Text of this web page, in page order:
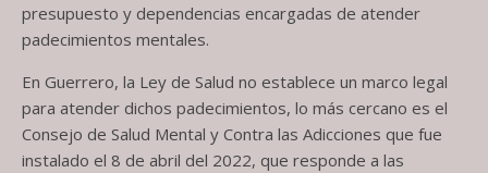
presupuesto y dependencias encargadas de atender
padecimientos mentales.
En Guerrero, la Ley de Salud no establece un marco legal
para atender dichos padecimientos, lo más cercano es el
Consejo de Salud Mental y Contra las Adicciones que fue
instalado el 8 de abril del 2022, que responde a las